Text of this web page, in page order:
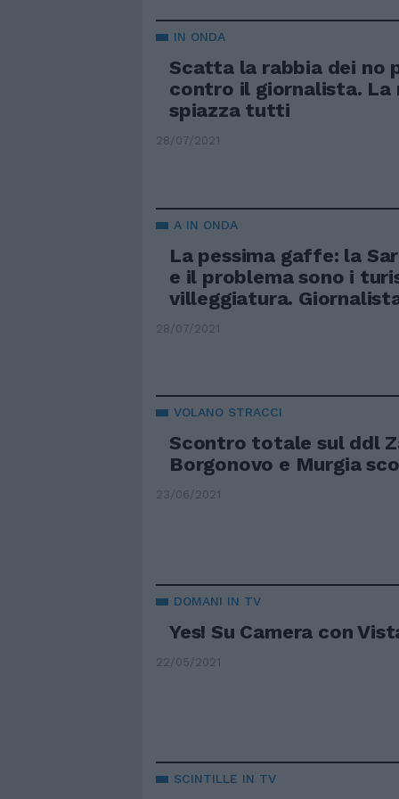
IN ONDA
Scatta la rabbia dei no
contro il giornalista. La
spiazza tutti
28/07/2021
A IN ONDA
La pessima gaffe: la
e il problema sono i
villeggiatura.
28/07/2021
VOLANO STRACCI
Scontro totale sul ddl
Borgonovo e Murgia
23/06/2021
DOMANI IN TV
Yes! Su Camera con
22/05/2021
SCINTILLE IN TV